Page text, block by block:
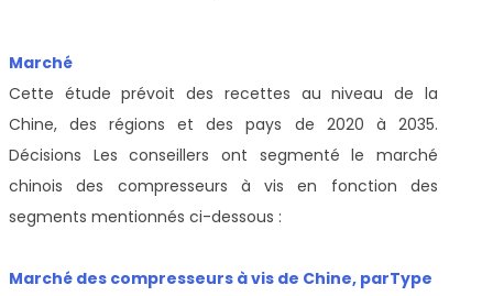
Marché
Cette étude prévoit des recettes au niveau de la
Chine, des régions et des pays de 2020 à 2035.
Décisions Les conseillers ont segmenté le marché
chinois des compresseurs à vis en fonction des
segments mentionnés ci-dessous :
Marché des compresseurs à vis de Chine, parType